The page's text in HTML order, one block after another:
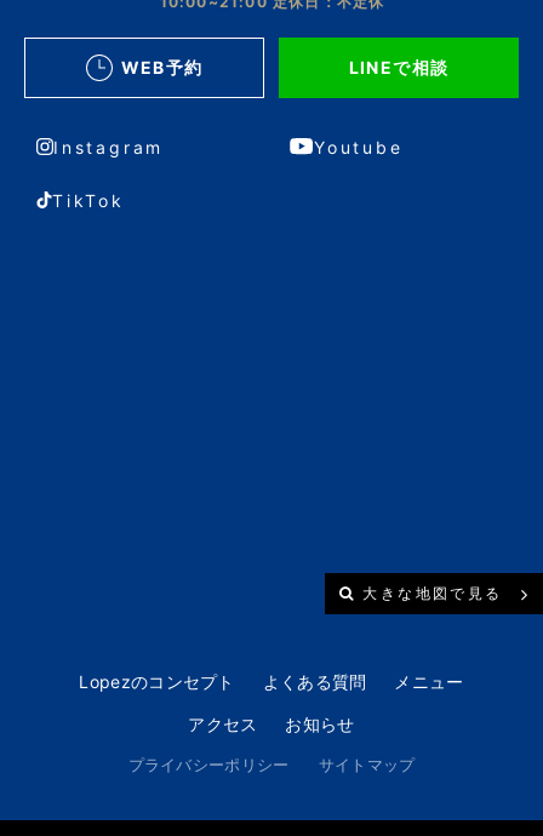
WEB予約 LINEで相談
Instagram Youtube
TikTok
大きな地図で見る
Lopezのコンセプト よくある質問 メニュー
アクセス お知らせ
プライバシーポリシー サイトマップ